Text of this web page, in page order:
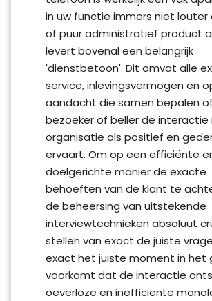
in uw functie immers niet louter
of puur administratief product
levert bovenal een belangrijk
'dienstbetoon'. Dit omvat alle
service, inlevingsvermogen en
aandacht die samen bepalen
bezoeker of beller de
organisatie als positief en
ervaart. Om op een efficiënte
doelgerichte manier de exacte
behoeften van de klant te
de beheersing van uitstekende
interviewtechnieken absoluut
stellen van exact de juiste
exact het juiste moment in het
voorkomt dat de interactie
oeverloze en inefficiënte